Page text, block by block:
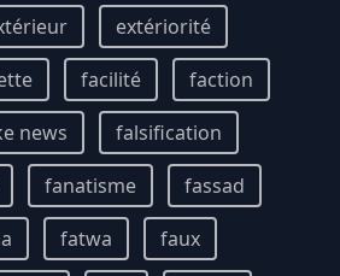
extériorité
facilité
faction
news
falsification
fanatisme
fassad
fatwa
faux